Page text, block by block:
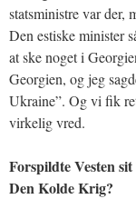
statsministre var der,
Den estiske minister
at ske noget i
Georgien, og jeg
Ukraine”. Og vi fik
virkelig vred.
Forspildte Vesten
Den Kolde Krig?